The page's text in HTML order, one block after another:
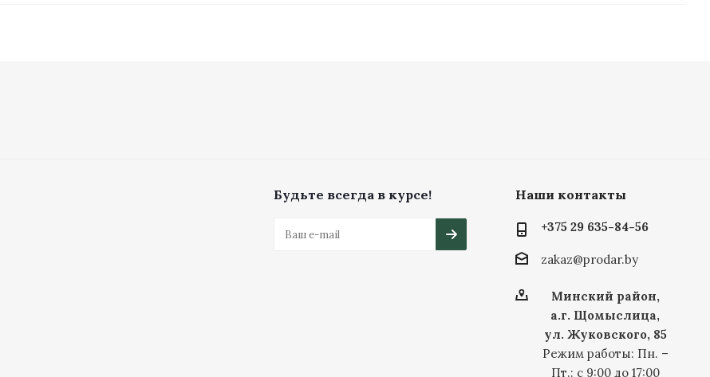
Будьте всегда в курсе! Наши контакты
+375 29 635-84-56
zakaz@prodar.by
Минский район,
а.г. Щомыслица,
ул. Жуковского, 85
Режим работы: Пн. –
Пт.: с 9:00 до 17:00